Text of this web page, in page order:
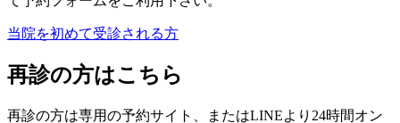
当院を初めて受診される方
再診の方はこちら
再診の方は専用の予約サイト、またはLINEより24時間オン